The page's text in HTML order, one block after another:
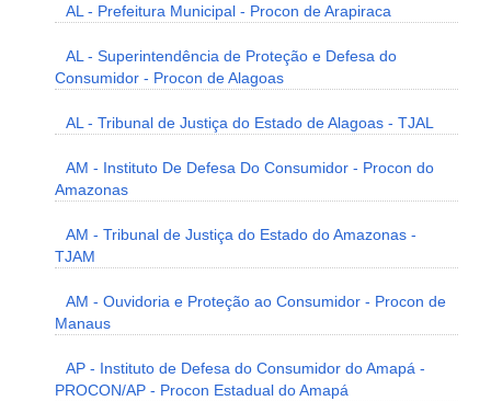
AL - Prefeitura Municipal - Procon de Arapiraca
AL - Superintendência de Proteção e Defesa do
Consumidor - Procon de Alagoas
AL - Tribunal de Justiça do Estado de Alagoas - TJAL
AM - Instituto De Defesa Do Consumidor - Procon do
Amazonas
AM - Tribunal de Justiça do Estado do Amazonas -
TJAM
AM - Ouvidoria e Proteção ao Consumidor - Procon de
Manaus
AP - Instituto de Defesa do Consumidor do Amapá -
PROCON/AP - Procon Estadual do Amapá